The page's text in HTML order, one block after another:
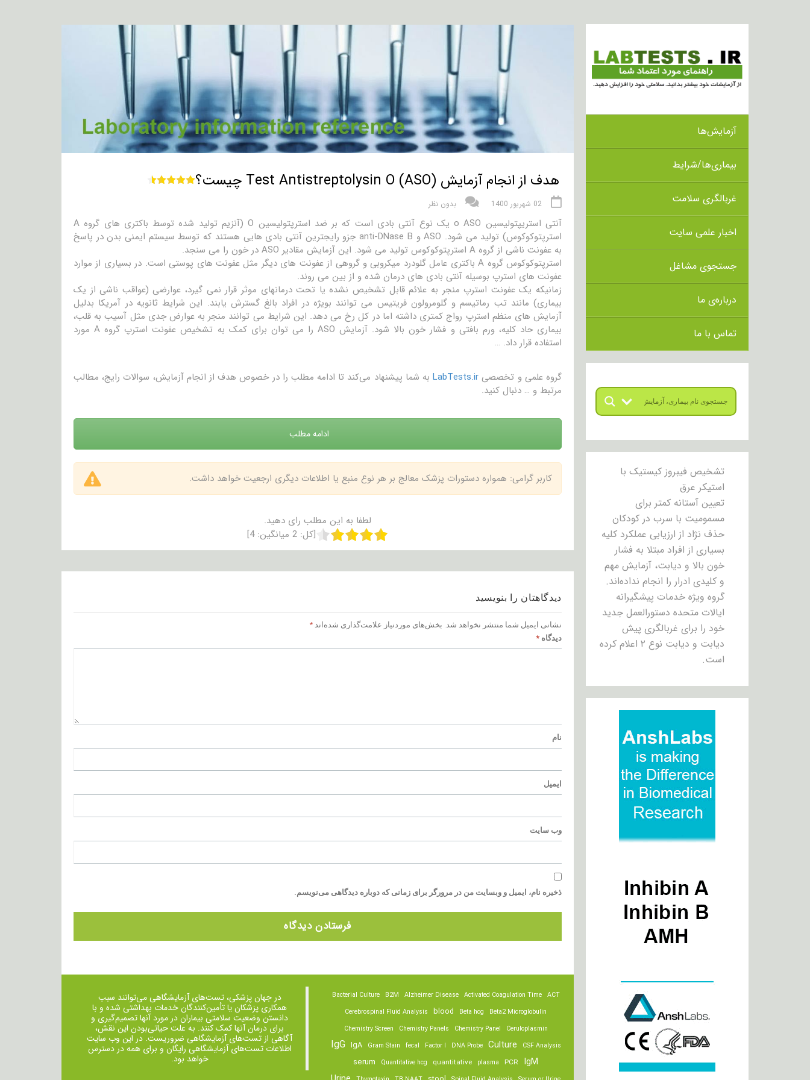
آزمایش‌ها
بیماری‌ها/شرایط
غربالگری سلامت
اخبار علمی سایت
جستجوی مشاغل
درباره‌ی ما
تماس با ما
تشخیص فیبروز کیستیک با
استیکر عرق
تعیین آستانه کمتر برای
مسمومیت با سرب در کودکان
حذف نژاد از ارزیابی عملکرد کلیه
بسیاری از افراد مبتلا به فشار
خون بالا و دیابت، آزمایش مهم
و کلیدی ادرار را انجام نداده‌اند.
گروه ویژه خدمات پیشگیرانه
ایالات متحده دستورالعمل جدید
خود را برای غربالگری پیش
دیابت و دیابت نوع ۲ اعلام کرده
است.
هدف از انجام آزمایش Test Antistreptolysin O (ASO) چیست؟
02 شهریور 1400 بدون نظر
آنتی استریپتولیسین o ASO یک نوع آنتی بادی است که بر ضد استرپتولیسین O (آنزیم تولید شده توسط باکتری های گروه A
استرپتوکوکوس) تولید می شود. ASO و anti-DNase B جزو رایجترین آنتی بادی هایی هستند که توسط سیستم ایمنی بدن در پاسخ
به عفونت ناشی از گروه A استرپتوکوکوس تولید می شود. این آزمایش مقادیر ASO در خون را می سنجد.
استرپتوکوکوس گروه A باکتری عامل گلودرد میکروبی و گروهی از عفونت های دیگر مثل عفونت های پوستی است. در بسیاری از موارد
عفونت های استرپ بوسیله آنتی بادی های درمان شده و از بین می روند.
زمانیکه یک عفونت استرپ منجر به علائم قابل تشخیص نشده یا تحت درمانهای موثر قرار نمی گیرد، عوارضی (عواقب ناشی از یک
بیماری) مانند تب رماتیسم و گلومرولون فریتیس می توانند بویژه در افراد بالغ گسترش یابند. این شرایط ثانویه در آمریکا بدلیل
آزمایش های منظم استرپ رواج کمتری داشته اما در کل رخ می دهد. این شرایط می توانند منجر به عوارض جدی مثل آسیب به قلب،
بیماری حاد کلیه، ورم بافتی و فشار خون بالا شود. آزمایش ASO را می توان برای کمک به تشخیص عفونت استرپ گروه A مورد
استفاده قرار داد. …
گروه علمی و تخصصی LabTests.irبه شما پیشنهاد می‌کند تا ادامه مطلب را در خصوص هدف از انجام آزمایش، سوالات رایج، مطالب
مرتبط و … دنبال کنید.
ادامه مطلب
کاربر گرامی: همواره دستورات پزشک معالج بر هر نوع منبع یا اطلاعات دیگری ارجعیت خواهد داشت.
لطفا به این مطلب رای دهید.
[کل: 2 میانگین:4
]
دیدگاهتان را بنویسید
نشانی ایمیل شما منتشر نخواهد شد. بخش‌های موردنیاز علامت‌گذاری شده‌اند *
دیدگاه *
نام
ایمیل
وب‌ سایت
ذخیره نام، ایمیل و وبسایت من در مرورگر برای زمانی که دوباره دیدگاهی می‌نویسم.
ACT
Activated Coagulation Time
Alzheimer Disease
B2M
Bacterial Culture
Beta2 Microglobulin
Beta hcg
blood
Cerebrospinal Fluid Analysis
Ceruloplasmin
Chemistry Panel
Chemistry Panels
Chemistry Screen
CSF Analysis
Culture
DNA Probe
Factor I
fecal
Gram Stain
IgA
IgG
IgM
PCR
plasma
quantitative
Quantitative hcg
serum
در جهان پزشکی، تست‌های آزمایشگاهی می‌توانند سبب
همکاری پزشکان یا تأمین‌کنندگان خدمات بهداشتی شده و با
دانستن وضعیت سلامتی بیماران در مورد آنها تصمیم‌گیری و
برای درمان ‌آنها کمک کنند. به علت حیاتی‌بودن این نقش،
آگاهی از تست‌های آزمایشگاهی ضروریست. در این وب سایت
اطلاعات تست‌های آزمایشگاهی رایگان و برای همه در دسترس
خواهد بود.